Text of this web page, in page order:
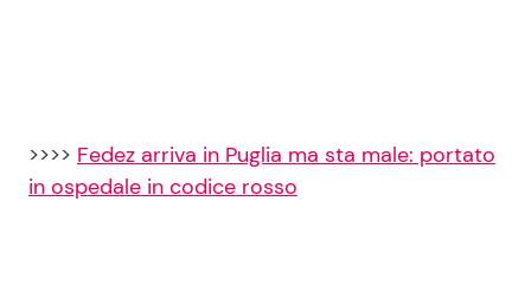
>>>> Fedez arriva in Puglia ma sta male: portato
in ospedale in codice rosso